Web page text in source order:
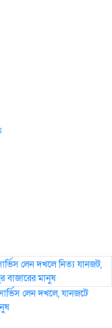
লেন দখলে, যানজটে